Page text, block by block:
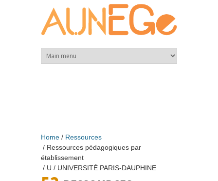
Home
Ressources
Ressources pédagogiques par
établissement
U
UNIVERSITÉ PARIS-DAUPHINE